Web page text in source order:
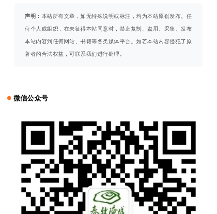
声明： 本站所有文章，如无特殊说明或标注，均为本站原创发布。任
何个人或组织，在未征得本站同意时，禁止复制、盗用、采集、发布
本站内容到任何网站、书籍等各类媒体平台。如若本站内容侵犯了原
著者的合法权益，可联系我们进行处理。
微信公众号